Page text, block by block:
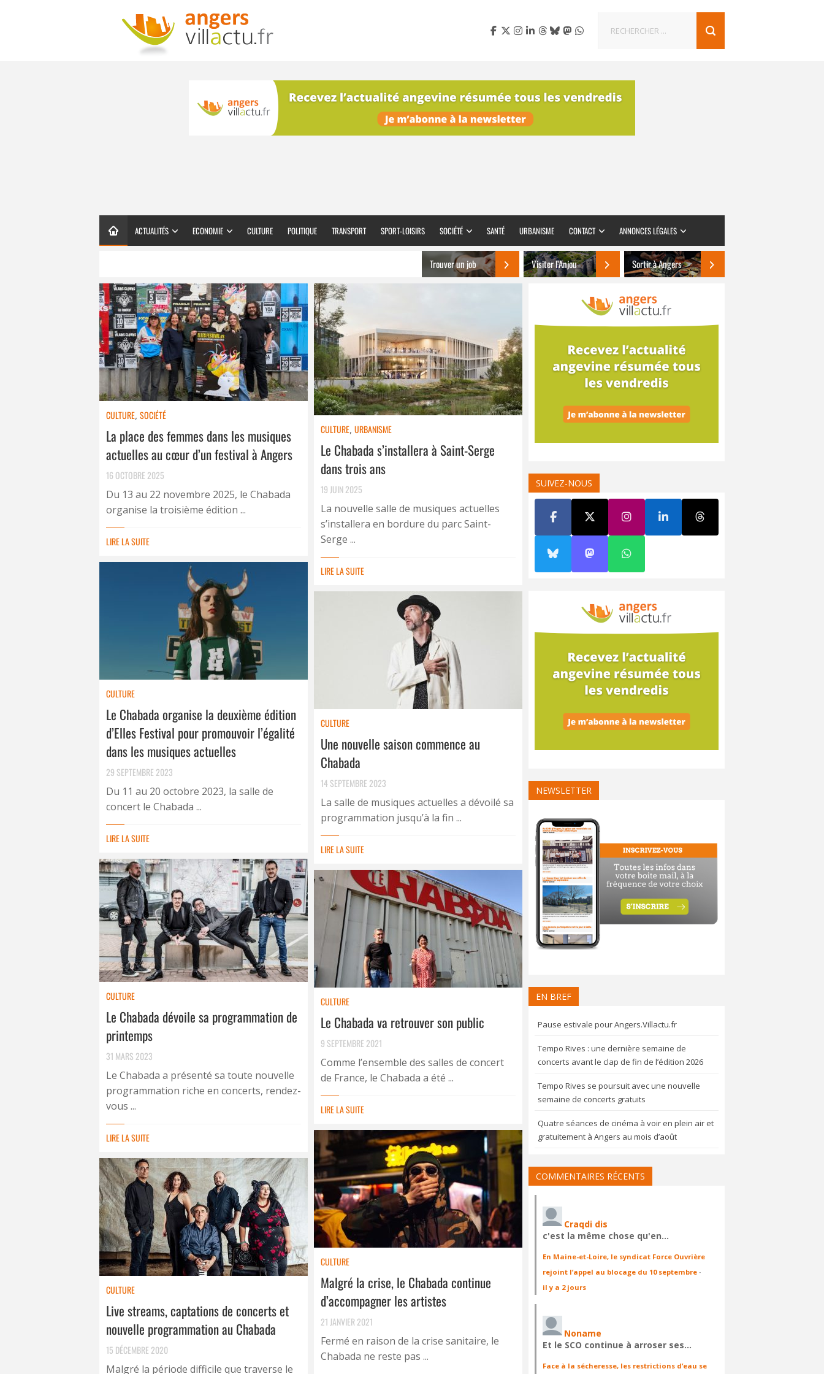
ACTUALITÉS ECONOMIE CULTURE POLITIQUE TRANSPORT SPORT-LOISIRS SOCIÉTÉ SANTÉ URBANISME CONTACT ANNONCES LÉGALES
Trouver un job Visiter l’Anjou Sortir à Angers
CULTURE, SOCIÉTÉ
La place des femmes dans les musiques
actuelles au cœur d’un festival à Angers
16 OCTOBRE 2025
Du 13 au 22 novembre 2025, le Chabada
organise la troisième édition ...
LIRE LA SUITE
CULTURE, URBANISME
Le Chabada s’installera à Saint-Serge
dans trois ans
19 JUIN 2025
La nouvelle salle de musiques actuelles
s’installera en bordure du parc Saint-
Serge ...
LIRE LA SUITE
CULTURE
Le Chabada organise la deuxième édition
d’Elles Festival pour promouvoir l’égalité
dans les musiques actuelles
29 SEPTEMBRE 2023
Du 11 au 20 octobre 2023, la salle de
concert le Chabada ...
LIRE LA SUITE
CULTURE
Une nouvelle saison commence au
Chabada
14 SEPTEMBRE 2023
La salle de musiques actuelles a dévoilé sa
programmation jusqu’à la fin ...
LIRE LA SUITE
CULTURE
Le Chabada dévoile sa programmation de
printemps
31 MARS 2023
Le Chabada a présenté sa toute nouvelle
programmation riche en concerts, rendez-
vous ...
LIRE LA SUITE
CULTURE
Le Chabada va retrouver son public
9 SEPTEMBRE 2021
Comme l’ensemble des salles de concert
de France, le Chabada a été ...
LIRE LA SUITE
CULTURE
Malgré la crise, le Chabada continue
d’accompagner les artistes
21 JANVIER 2021
Fermé en raison de la crise sanitaire, le
Chabada ne reste pas ...
CULTURE
Live streams, captations de concerts et
nouvelle programmation au Chabada
15 DÉCEMBRE 2020
Malgré la période difficile que traverse le
SUIVEZ-NOUS
NEWSLETTER
EN BREF
Pause estivale pour Angers.Villactu.fr
Tempo Rives : une dernière semaine de
concerts avant le clap de fin de l’édition 2026
Tempo Rives se poursuit avec une nouvelle
semaine de concerts gratuits
Quatre séances de cinéma à voir en plein air et
gratuitement à Angers au mois d’août
COMMENTAIRES RÉCENTS
Craqdi dis
c'est la même chose qu'en…
En Maine-et-Loire, le syndicat Force Ouvrière
rejoint l’appel au blocage du 10 septembre ·
il y a 2 jours
Noname
Et le SCO continue à arroser ses…
Face à la sécheresse, les restrictions d’eau se